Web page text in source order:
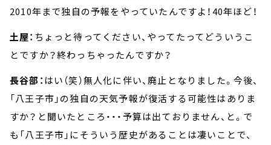
2010年まで独自の予報をやっていたんですよ！40年ほど！
土屋： ちょっと待ってください、やってたってどういうこ
とですか？終わっちゃったんですか？
長谷部： はい（笑）無人化に伴い、廃止となりました。今後、
「八王子市」の独自の天気予報が復活する可能性はありま
すか？と聞いたところ・・・予算は出ておりません、と。で
も「八王子市」にそういう歴史があることは凄いことで、